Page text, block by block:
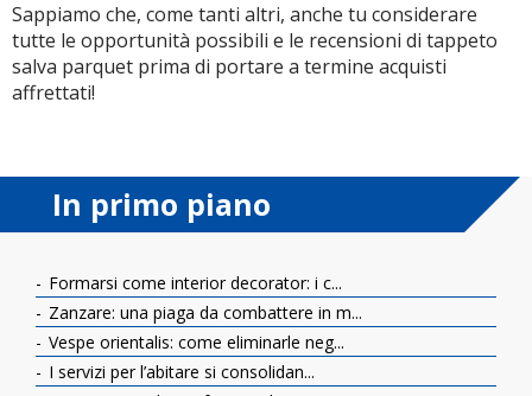
Sappiamo che, come tanti altri, anche tu considerare
tutte le opportunità possibili e le recensioni di tappeto
salva parquet prima di portare a termine acquisti
affrettati!
In primo piano
Formarsi come interior decorator: i c...
Zanzare: una piaga da combattere in m...
Vespe orientalis: come eliminarle neg...
I servizi per l’abitare si consolidan...